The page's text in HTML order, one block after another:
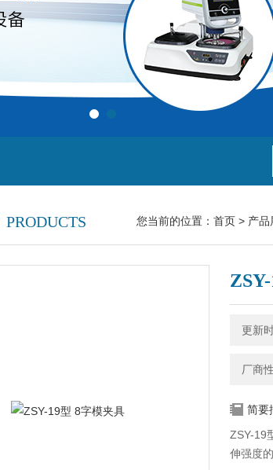
PRODUCTS 您当前的位置： 首页 > 产品
更新
厂商
简要
ZSY-19
伸强度